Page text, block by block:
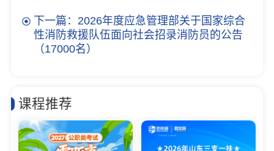
下一篇：2026年度应急管理部关于国家综合
性消防救援队伍面向社会招录消防员的公告
（17000名）
课程推荐